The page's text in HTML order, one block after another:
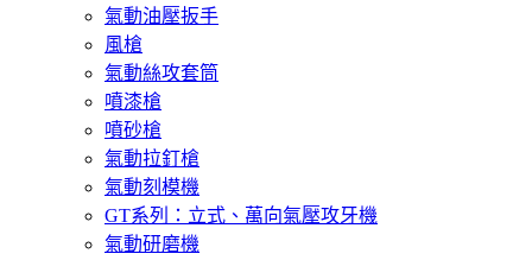
氣動油壓扳手
風槍
氣動絲攻套筒
噴漆槍
噴砂槍
氣動拉釘槍
氣動刻模機
GT系列：立式、萬向氣壓攻牙機
氣動研磨機